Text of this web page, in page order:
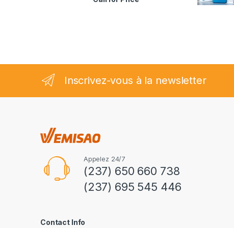
2.35
Inscrivez-vous à la newsletter
Appelez 24/7
(237) 650 660 738
(237) 695 545 446
Contact Info